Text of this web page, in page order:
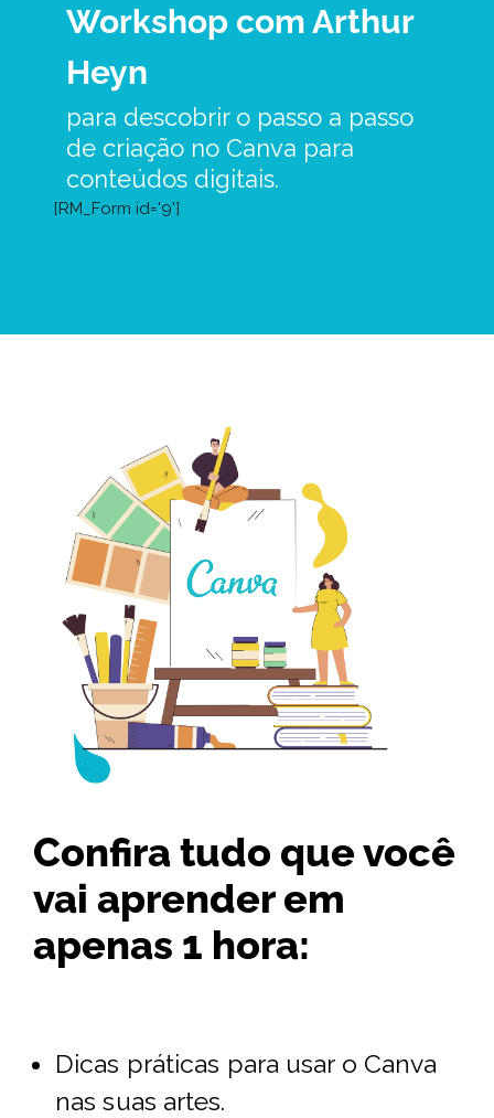
Workshop com Arthur
Heyn
para descobrir o passo a passo
de criação no Canva para
conteúdos digitais.
[RM_Form id='9']
Confira tudo que você
vai aprender em
apenas 1 hora:
Dicas práticas para usar o Canva
nas suas artes.